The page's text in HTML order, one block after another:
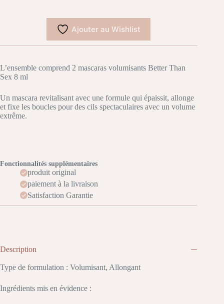
Ajouter au Wishlist
L’ensemble comprend 2 mascaras volumisants Better Than
Sex 8 ml
Un mascara revitalisant avec une formule qui épaissit, allonge
et fixe les boucles pour des cils spectaculaires avec un volume
extrême.
Fonctionnalités supplémentaires
produit original
paiement à la livraison
Satisfaction Garantie
Description
Type de formulation : Volumisant, Allongant
Ingrédients mis en évidence :